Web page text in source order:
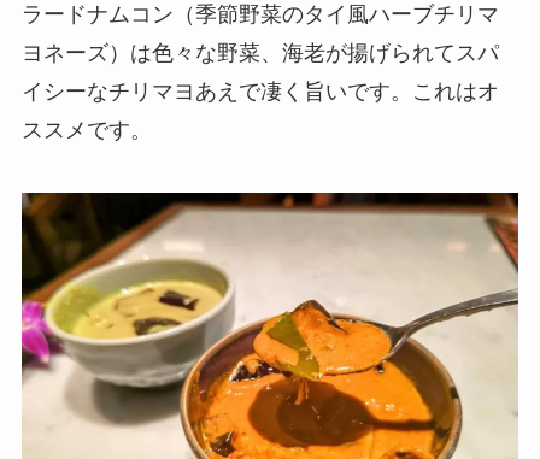
ラードナムコン（季節野菜のタイ風ハーブチリマ
ヨネーズ）は色々な野菜、海老が揚げられてスパ
イシーなチリマヨあえで凄く旨いです。これはオ
ススメです。